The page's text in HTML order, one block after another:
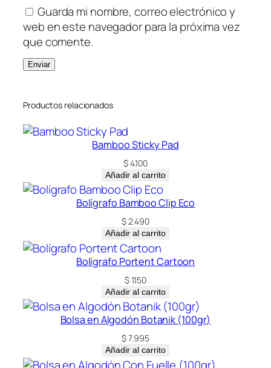
Guarda mi nombre, correo electrónico y
web en este navegador para la próxima vez
que comente.
Productos relacionados
Bamboo Sticky Pad
$4.100
Añadir al carrito
Bolígrafo Bamboo Clip Eco
$2.490
Añadir al carrito
Bolígrafo Portent Cartoon
$1.150
Añadir al carrito
Bolsa en Algodón Botanik (100gr)
$7.995
Añadir al carrito